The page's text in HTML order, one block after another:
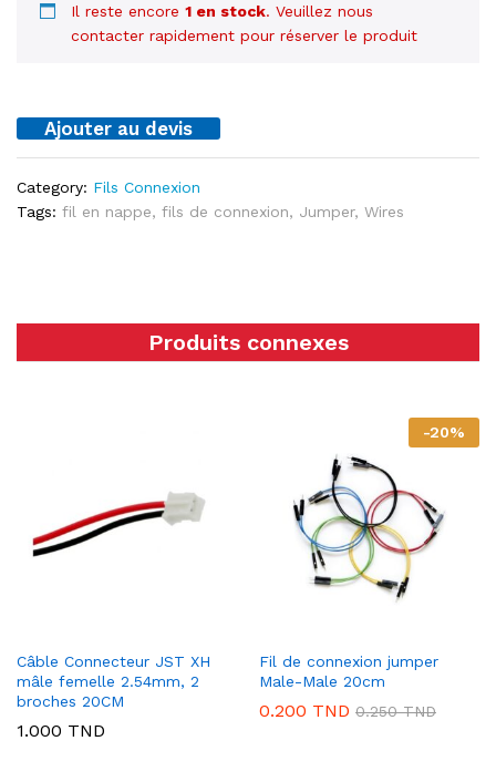
Il reste encore 1 en stock. Veuillez nous
contacter rapidement pour réserver le produit
Ajouter au devis
Category: Fils Connexion
Tags: fil en nappe, fils de connexion, Jumper, Wires
Produits connexes
Câble Connecteur JST XH
mâle femelle 2.54mm, 2
broches 20CM
1.000 TND
-20%
Fil de connexion jumper
Male-Male 20cm
0.200 TND 0.250TND